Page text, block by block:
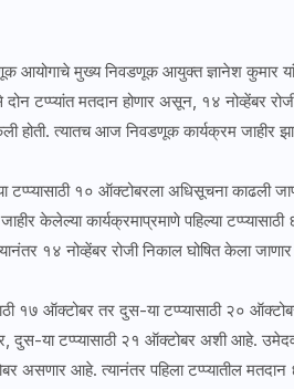
आयोगाचे मुख्य निवडणूक आयुक्त ज्ञानेश कुमार
टप्प्यांत मतदान होणार असून, १४ नोव्हेंबर
होती. त्यातच आज निवडणूक कार्यक्रम जाहीर
टप्प्यासाठी १० ऑक्टोबरला अधिसूचना काढली
कार्यक्रमाप्रमाणे पहिल्या टप्प्यासाठी
१४ नोव्हेंबर रोजी निकाल घोषित केला
१७ ऑक्टोबर तर दुस-या टप्प्यासाठी २०
दुस-या टप्प्यासाठी २१ ऑक्टोबर अशी आहे.
असणार आहे. त्यानंतर पहिला टप्प्यातील मतदान